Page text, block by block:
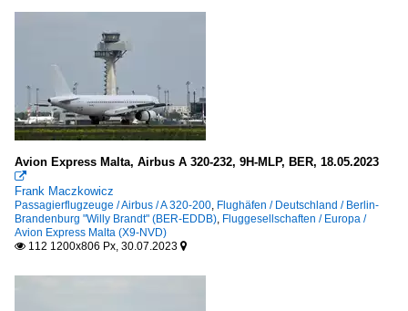
Avion Express Malta, Airbus A 320-232, 9H-MLP, BER, 18.05.2023

Frank Maczkowicz
Passagierflugzeuge / Airbus / A 320-200, Flughäfen / Deutschland / Berlin-
Brandenburg "Willy Brandt" (BER-EDDB), Fluggesellschaften / Europa /
Avion Express Malta (X9-NVD)
 112 1200x806 Px, 30.07.2023 